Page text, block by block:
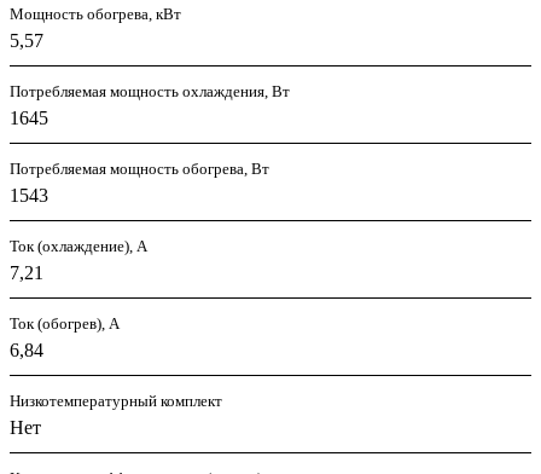
Мощность обогрева, кВт
5,57
Потребляемая мощность охлаждения, Вт
1645
Потребляемая мощность обогрева, Вт
1543
Ток (охлаждение), А
7,21
Ток (обогрев), А
6,84
Низкотемпературный комплект
Нет